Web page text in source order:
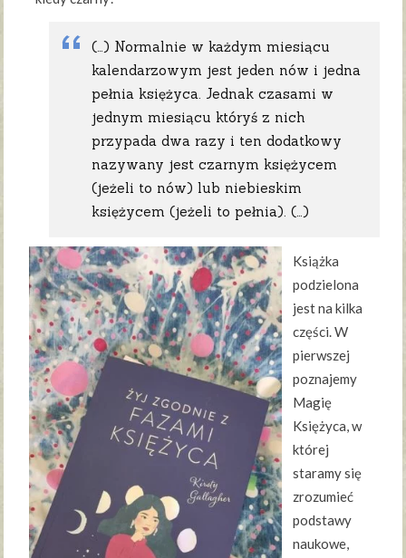
(…) Normalnie w każdym miesiącu
kalendarzowym jest jeden nów i jedna
pełnia księżyca. Jednak czasami w
jednym miesiącu któryś z nich
przypada dwa razy i ten dodatkowy
nazywany jest czarnym księżycem
(jeżeli to nów) lub niebieskim
księżycem (jeżeli to pełnia). (…)
Książka
podzielona
jest na kilka
części. W
pierwszej
poznajemy
Magię
Księżyca, w
której
staramy się
zrozumieć
podstawy
naukowe,